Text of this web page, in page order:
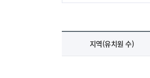
연
학
지역(유치원 수)